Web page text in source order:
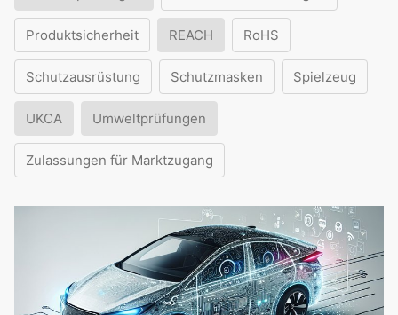
Produktsicherheit REACH RoHS
Schutzausrüstung Schutzmasken Spielzeug
UKCA Umweltprüfungen
Zulassungen für Marktzugang